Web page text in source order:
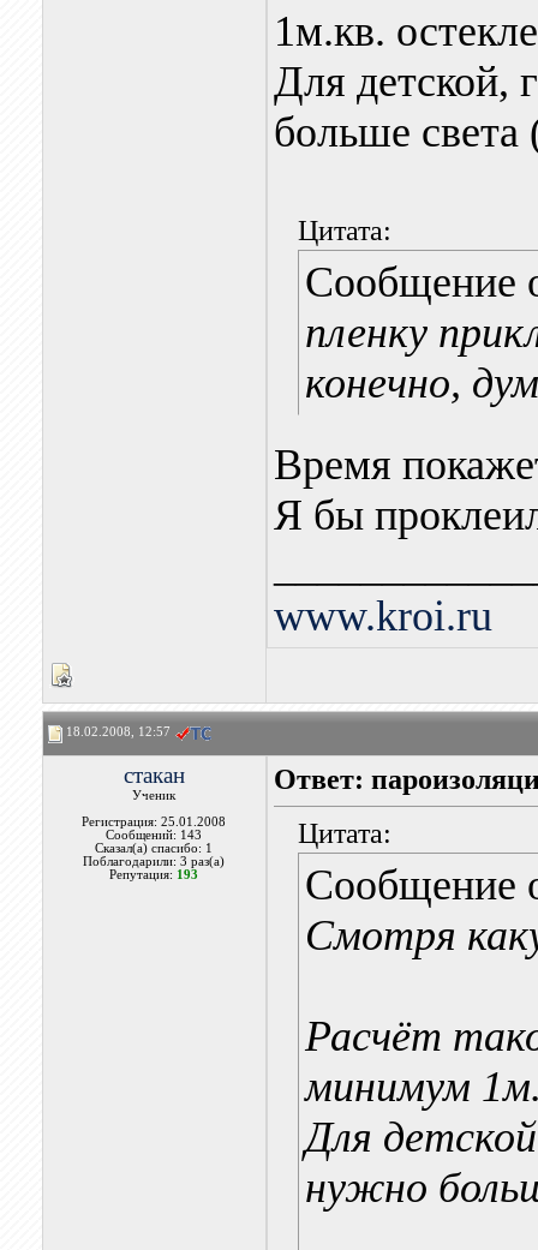
1м.кв.
Для детской,
больше
Цитата:
Сообщение
пленку
конечно,
Время
Я бы
www.kroi.ru
18.02.2008, 12:57
стакан
Ученик
Регистрация: 25.01.2008
Сообщений: 143
Сказал(а) спасибо: 1
Поблагодарили: 3 раз(а)
Репутация: 193
Ответ:
Цитата:
Сообщение
Смотря
Расчёт
минимум
Для
нужно